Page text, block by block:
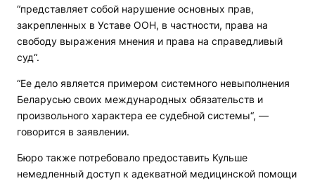
“представляет собой нарушение основных прав,
закрепленных в Уставе ООН, в частности, права на
свободу выражения мнения и права на справедливый
суд“.
“Ее дело является примером системного невыполнения
Беларусью своих международных обязательств и
произвольного характера ее судебной системы“, —
говорится в заявлении.
Бюро также потребовало предоставить Кульше
немедленный доступ к адекватной медицинской помощи